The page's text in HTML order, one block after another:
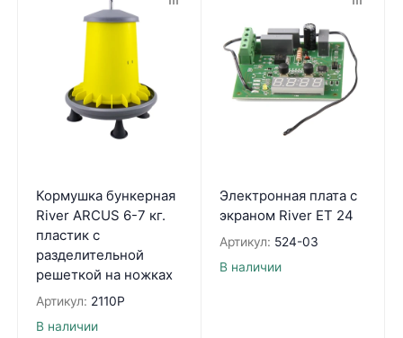
Кормушка бункерная
River ARCUS 6-7 кг.
пластик с
разделительной
решеткой на ножках
Артикул: 2110P
В наличии
Электронная плата с
экраном River ET 24
Артикул: 524-03
В наличии